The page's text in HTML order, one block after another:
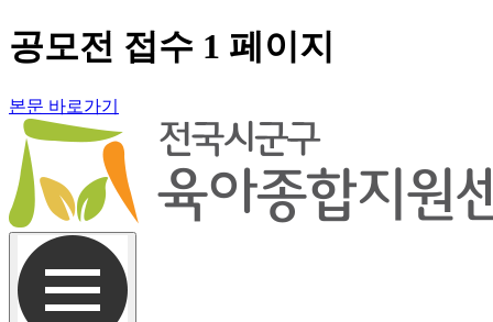
공모전 접수 1 페이지
본문 바로가기